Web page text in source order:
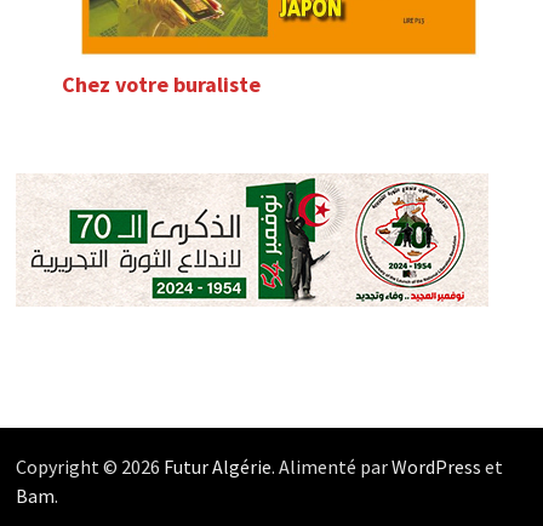
Chez votre buraliste
Copyright © 2026 Futur Algérie. Alimenté parWordPress et
Bam.